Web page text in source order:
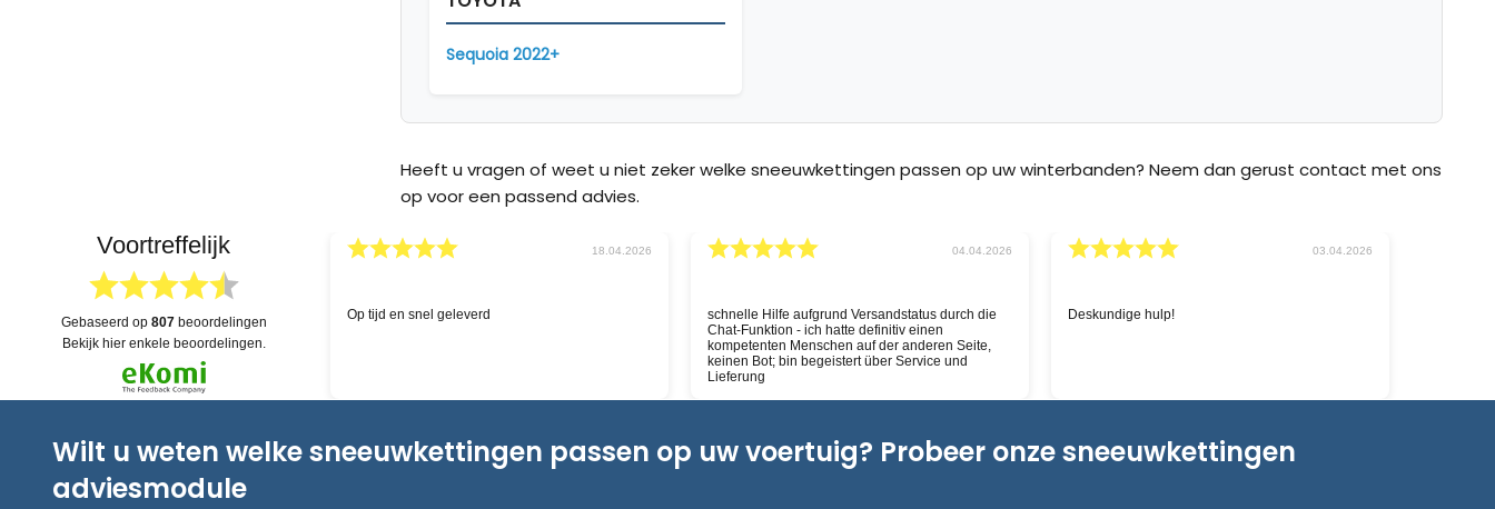
Sequoia 2022+
Heeft u vragen of weet u niet zeker welke sneeuwkettingen passen op uw winterbanden? Neem dan gerust contact met ons
op voor een passend advies.
Voortreffelijk
gebaseerd op 807beoordelingen
bekijk hier enkele beoordelingen.
Deskundige hulp!
30.03.2026
Uitgebreide voorraad en snelle service, nu hopen
11.03.2026
Goeie website, snelle service
02.03.2026
Snelle service en goede prijzen.
Wilt u weten welke sneeuwkettingen passen op uw voertuig? Probeer onze sneeuwkettingen
adviesmodule